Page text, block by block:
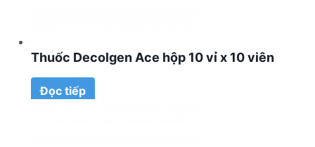
Thuốc Decolgen Ace hộp 10 vỉ x 10 viên
Đọc tiếp